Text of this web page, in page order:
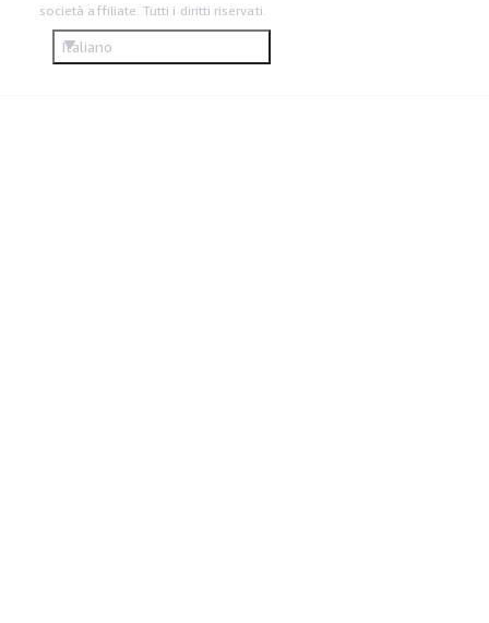
società affiliate. Tutti i diritti riservati.
Italiano